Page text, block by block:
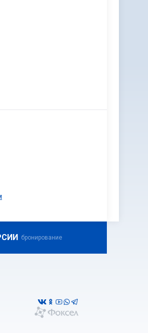
бронирование